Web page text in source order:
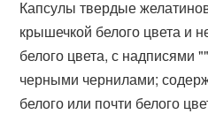
Капсулы твердые
крышечкой белого цвета и
белого цвета, с надписями
черными чернилами;
белого или почти белого